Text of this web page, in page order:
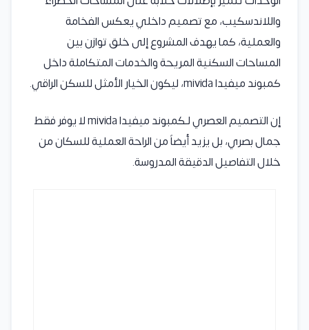
واللاندسكيب، مع تصميم داخلي يعكس الفخامة
والعملية، كما يهدف المشروع إلى خلق توازن بين
المساحات السكنية المريحة والخدمات المتكاملة داخل
كمبوند ميفيدا mivida، ليكون الخيار الأمثل للسكن الراقي.
إن التصميم العصري لـكمبوند ميفيدا mivida لا يوفر فقط
جمال بصري، بل يزيد أيضاً من الراحة العملية للسكان من
خلال التفاصيل الدقيقة المدروسة.